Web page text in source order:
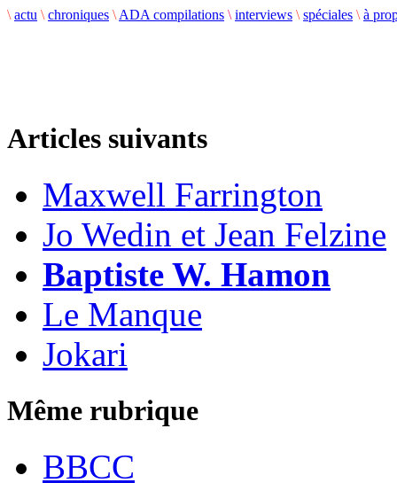
\ actu \ chroniques \ ADA compilations \ interviews \ spéciales \ à
Articles suivants
Maxwell Farrington
Jo Wedin et Jean Felzine
Baptiste W. Hamon
Le Manque
Jokari
Même rubrique
BBCC